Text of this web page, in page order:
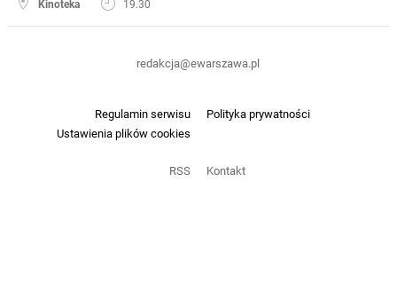
Kinoteka 19.30
Regulamin serwisu
Polityka prywatności
Ustawienia plików cookies
RSS Kontakt
redakcja@ewarszawa.pl